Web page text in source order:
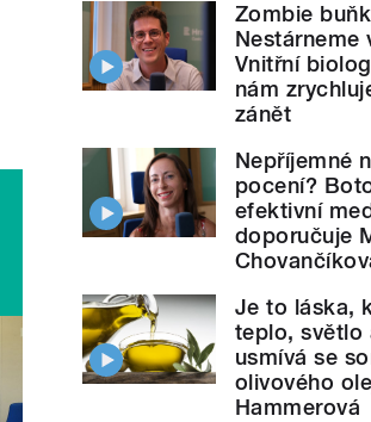
Zombie
Nestárneme
Vnitřní
nám
zánět
Nepříjemné
pocení?
efektivní
doporučuje
Je to láska,
teplo, světlo
usmívá se
olivového
Hammerová